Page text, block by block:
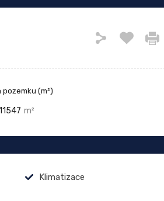
pozemku (m²)
m²
Klimatizace